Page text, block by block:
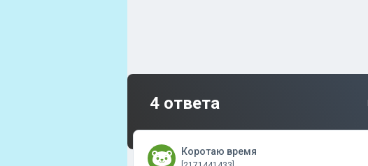
4 ответа
Коротаю время